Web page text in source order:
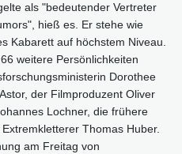
als "bedeutender Vertreter
hieß es. Er stehe wie
Kabarett auf höchstem Niveau.
weitere Persönlichkeiten
Dorothee
der Filmproduzent Oliver
Lochner, die frühere
Thomas Huber.
am Freitag von